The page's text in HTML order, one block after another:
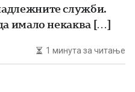
служби.
имало некаква […]
1 минута за читање